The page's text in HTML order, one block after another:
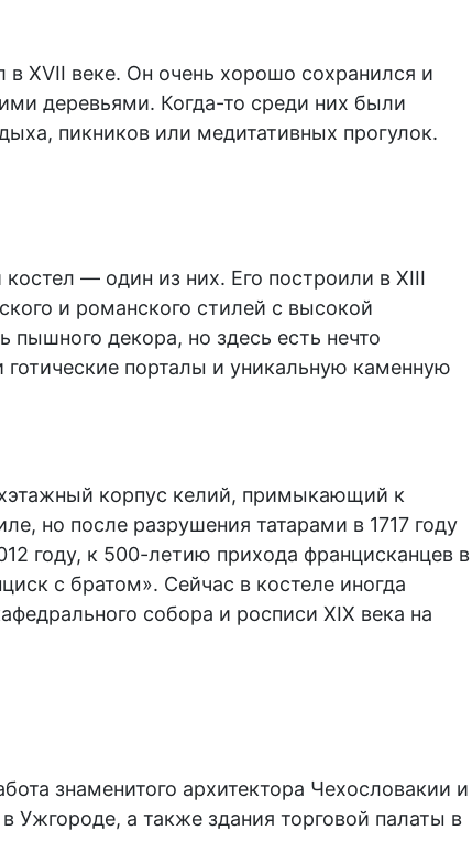
XVII веке. Он очень хорошо сохранился и
деревьями. Когда-то среди них были
пикников или медитативных прогулок.
— один из них. Его построили в XIII
и романского стилей с высокой
декора, но здесь есть нечто
порталы и уникальную каменную
корпус келий, примыкающий к
но после разрушения татарами в 1717 году
году, к 500-летию прихода францисканцев в
с братом». Сейчас в костеле иногда
собора и росписи XIX века на
знаменитого архитектора Чехословакии и
Ужгороде, а также здания торговой палаты в